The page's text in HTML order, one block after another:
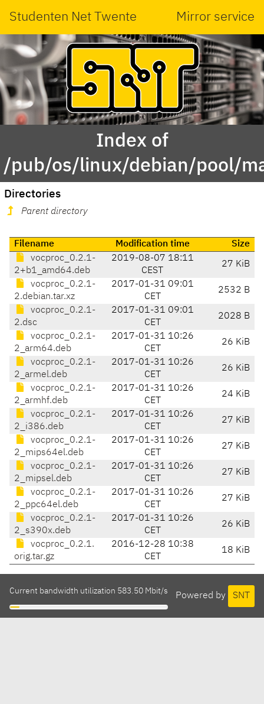
Studenten Net Twente Mirror service
Index of
/pub/os/linux/debian/pool/
Directories
Parent directory
Filename Modification time
Size
vocproc_0.2.1-
2+b1_amd64.deb
2019-08-07 18:11
CEST
27 KiB
vocproc_0.2.1-
2.debian.tar.xz
2017-01-31 09:01
CET
2532 B
vocproc_0.2.1-
2.dsc
2017-01-31 09:01
CET
2028 B
vocproc_0.2.1-
2_arm64.deb
2017-01-31 10:26
CET
26 KiB
vocproc_0.2.1-
2_armel.deb
2017-01-31 10:26
CET
26 KiB
vocproc_0.2.1-
2_armhf.deb
2017-01-31 10:26
CET
24 KiB
vocproc_0.2.1-
2_i386.deb
2017-01-31 10:26
CET
27 KiB
vocproc_0.2.1-
2_mips64el.deb
2017-01-31 10:26
CET
27 KiB
vocproc_0.2.1-
2_mipsel.deb
2017-01-31 10:26
CET
27 KiB
vocproc_0.2.1-
2_ppc64el.deb
2017-01-31 10:26
CET
27 KiB
vocproc_0.2.1-
2_s390x.deb
2017-01-31 10:26
CET
26 KiB
vocproc_0.2.1.
orig.tar.gz
2016-12-28 10:38
CET
18 KiB
Powered by SNT
Current bandwidth utilization 583.50 Mbit/s